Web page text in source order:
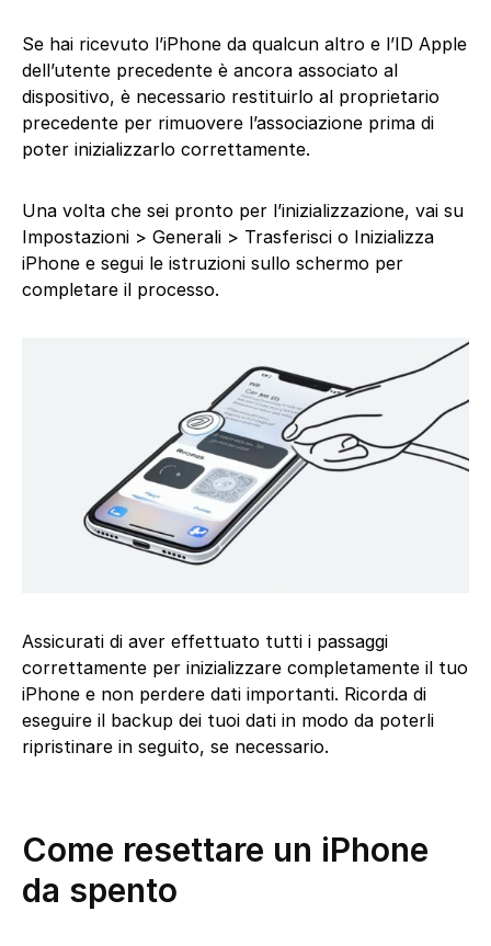
Se hai ricevuto l’iPhone da qualcun altro e l’ID Apple
dell’utente precedente è ancora associato al
dispositivo, è necessario restituirlo al proprietario
precedente per rimuovere l’associazione prima di
poter inizializzarlo correttamente.
Una volta che sei pronto per l’inizializzazione, vai su
Impostazioni > Generali > Trasferisci o Inizializza
iPhone e segui le istruzioni sullo schermo per
completare il processo.
Assicurati di aver effettuato tutti i passaggi
correttamente per inizializzare completamente il tuo
iPhone e non perdere dati importanti. Ricorda di
eseguire il backup dei tuoi dati in modo da poterli
ripristinare in seguito, se necessario.
Come resettare un iPhone
da spento